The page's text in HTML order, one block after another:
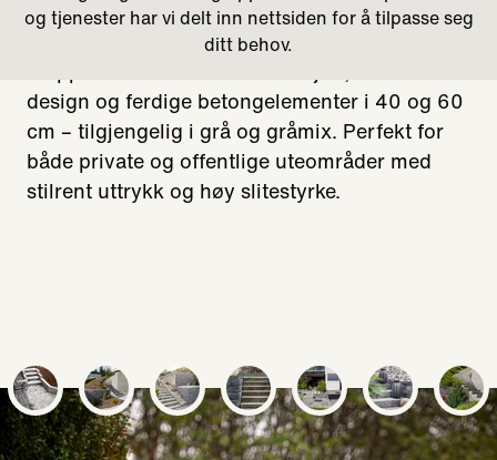
Bygg stabile og estetiske trapper med ASAK
design og ferdige betongelementer i 40 og 60
cm – tilgjengelig i grå og gråmix. Perfekt for
både private og offentlige uteområder med
stilrent uttrykk og høy slitestyrke.